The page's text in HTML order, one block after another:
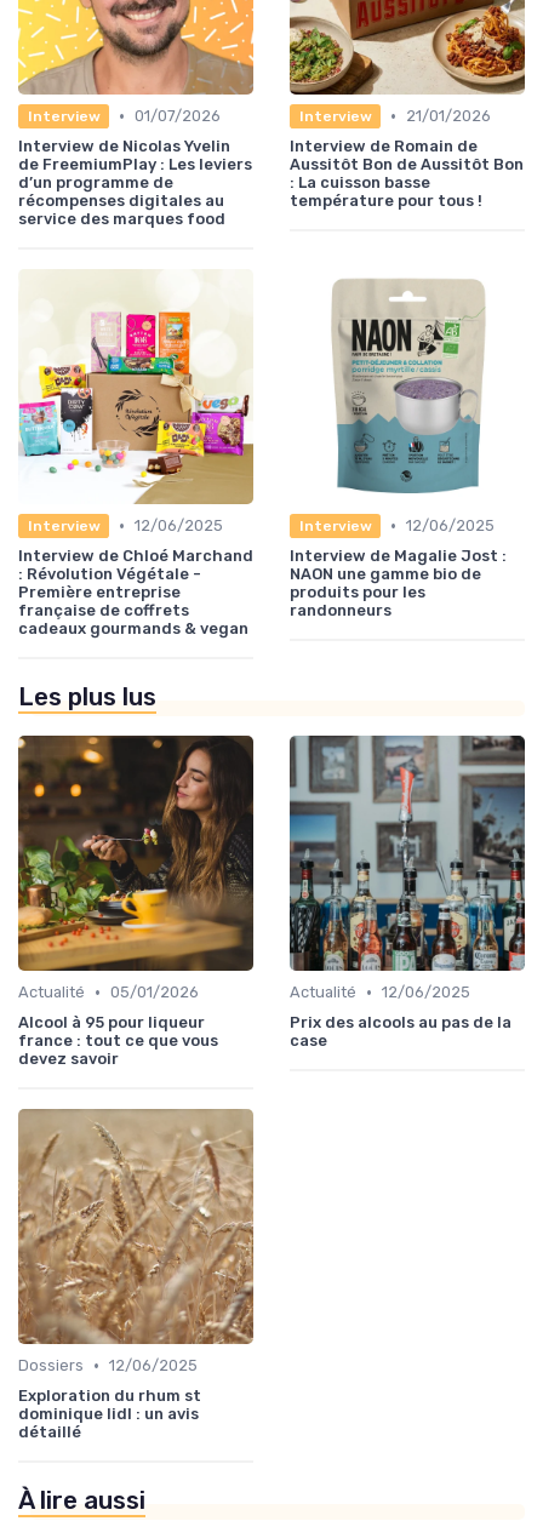
Interview • 01/07/2026
Interview de Nicolas Yvelin
de FreemiumPlay : Les leviers
d’un programme de
récompenses digitales au
service des marques food
Interview •
21/01/2026
Interview de Romain de
Aussitôt Bon de Aussitôt Bon
: La cuisson basse
température pour tous !
Interview • 12/06/2025
Interview de Chloé Marchand
: Révolution Végétale -
Première entreprise
française de coffrets
cadeaux gourmands & vegan
Interview • 12/06/2025
Interview de Magalie Jost :
NAON une gamme bio de
produits pour les
randonneurs
Les plus lus
Actualité • 05/01/2026
Alcool à 95 pour liqueur
france : tout ce que vous
devez savoir
Actualité • 12/06/2025
Prix des alcools au pas de la
case
Dossiers • 12/06/2025
Exploration du rhum st
dominique lidl : un avis
détaillé
À lire aussi